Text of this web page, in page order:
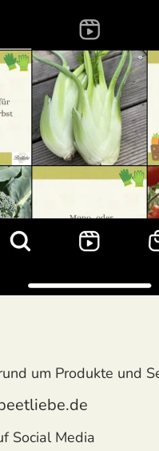
um Produkte und
Social Media